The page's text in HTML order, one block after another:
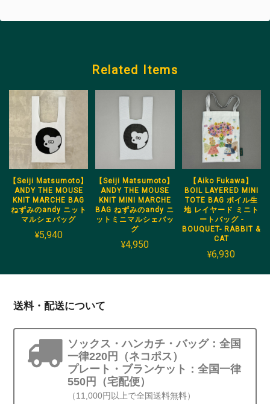
Related Items
【Seiji Matsumoto】
ANDY THE MOUSE
KNIT MARCHE BAG
ねずみのandy ニット
マルシェバッグ
¥5,940
【Seiji Matsumoto】
ANDY THE MOUSE
KNIT MINI MARCHE
BAG ねずみのandy ニ
ットミニマルシェバッ
グ
¥4,950
【Aiko Fukawa】
BOIL LAYERED MINI
TOTE BAG ボイル生
地 レイヤード ミニト
ートバッグ -
BOUQUET- RABBIT &
CAT
¥6,930
送料・配送について
ソックス・ハンカチ・バッグ：全国
一律220円（ネコポス）
プレート・ブランケット：全国一律
550円（宅配便）
（11,000円以上で全国送料無料）